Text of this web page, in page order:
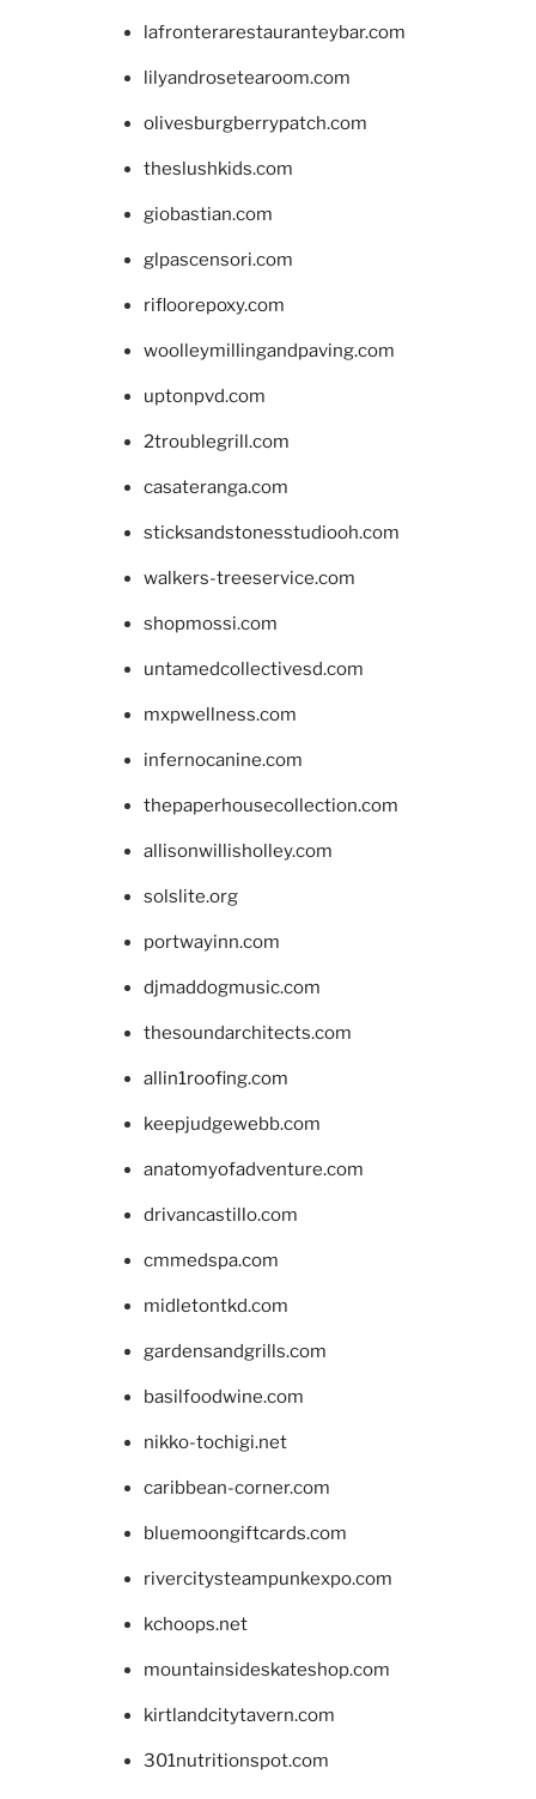
lafronterarestauranteybar.com
lilyandrosetearoom.com
olivesburgberrypatch.com
theslushkids.com
giobastian.com
glpascensori.com
rifloorepoxy.com
woolleymillingandpaving.com
uptonpvd.com
2troublegrill.com
casateranga.com
sticksandstonesstudiooh.com
walkers-treeservice.com
shopmossi.com
untamedcollectivesd.com
mxpwellness.com
infernocanine.com
thepaperhousecollection.com
allisonwillisholley.com
solslite.org
portwayinn.com
djmaddogmusic.com
thesoundarchitects.com
allin1roofing.com
keepjudgewebb.com
anatomyofadventure.com
drivancastillo.com
cmmedspa.com
midletontkd.com
gardensandgrills.com
basilfoodwine.com
nikko-tochigi.net
caribbean-corner.com
bluemoongiftcards.com
rivercitysteampunkexpo.com
kchoops.net
mountainsideskateshop.com
kirtlandcitytavern.com
301nutritionspot.com